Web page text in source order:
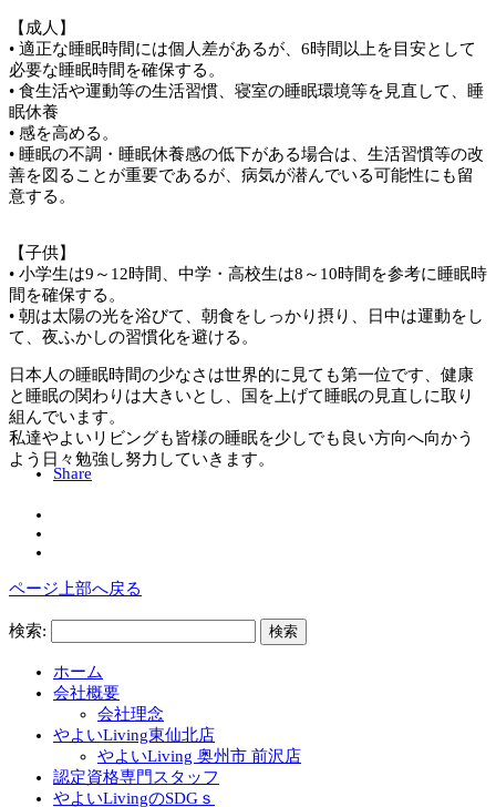
【成人】
• 適正な睡眠時間には個人差があるが、6時間以上を目安として
必要な睡眠時間を確保する。
• 食生活や運動等の生活習慣、寝室の睡眠環境等を見直して、睡
眠休養
• 感を高める。
• 睡眠の不調・睡眠休養感の低下がある場合は、生活習慣等の改
善を図ることが重要であるが、病気が潜んでいる可能性にも留
意する。
【子供】
• 小学生は9～12時間、中学・高校生は8～10時間を参考に睡眠時
間を確保する。
• 朝は太陽の光を浴びて、朝食をしっかり摂り、日中は運動をし
て、夜ふかしの習慣化を避ける。
日本人の睡眠時間の少なさは世界的に見ても第一位です、健康
と睡眠の関わりは大きいとし、国を上げて睡眠の見直しに取り
組んでいます。
私達やよいリビングも皆様の睡眠を少しでも良い方向へ向かう
よう日々勉強し努力していきます。
Share
ページ上部へ戻る
検索:
ホーム
会社概要
会社理念
やよいLiving東仙北店
やよいLiving 奥州市 前沢店
認定資格専門スタッフ
やよいLivingのSDGｓ